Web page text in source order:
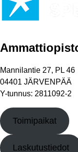
Mannilantie 27, PL 46
04401 JÄRVENPÄÄ
Y-tunnus: 2811092-2
Toimipaikat
Laskutustiedot